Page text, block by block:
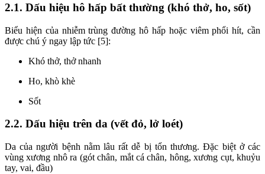
2.1. Dấu hiệu hô hấp bất thường (khó thở, ho, sốt)
Biểu hiện của nhiễm trùng đường hô hấp hoặc viêm phổi hít, cần
được chú ý ngay lập tức [5]:
Khó thở, thở nhanh
Ho, khò khè
Sốt
2.2. Dấu hiệu trên da (vết đỏ, lở loét)
Da của người bệnh nằm lâu rất dễ bị tổn thương. Đặc biệt ở các
vùng xương nhô ra (gót chân, mắt cá chân, hông, xương cụt, khuỷu
tay, vai, đầu)